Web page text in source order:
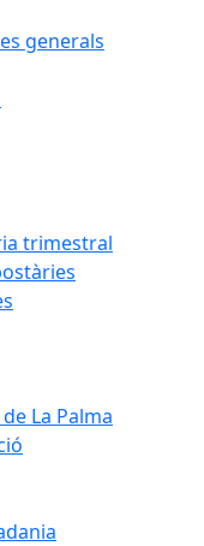
generals
trimestral
La Palma